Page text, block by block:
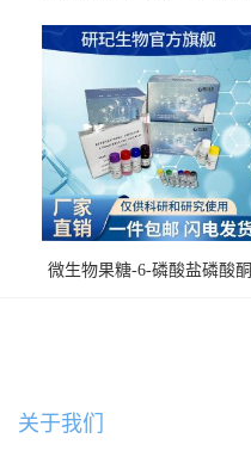
微生物果糖-6-磷酸盐磷酸酮
关于我们